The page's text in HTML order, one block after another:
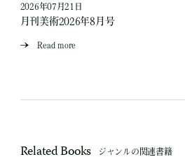
2026年07月21日
月刊美術2026年8月号
Read more
Related Books ジャンルの関連書籍